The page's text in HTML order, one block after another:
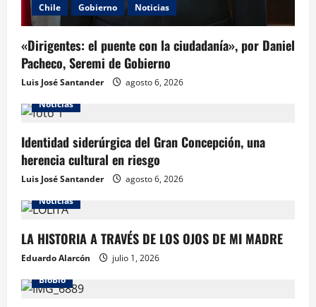
Chile Gobierno Noticias
«Dirigentes: el puente con la ciudadanía», por Daniel
Pacheco, Seremi de Gobierno
Luis José Santander
agosto 6, 2026
Noticias
Identidad siderúrgica del Gran Concepción, una
herencia cultural en riesgo
Luis José Santander
agosto 6, 2026
Noticias
LA HISTORIA A TRAVÉS DE LOS OJOS DE MI MADRE
Eduardo Alarcón
julio 1, 2026
BioBio